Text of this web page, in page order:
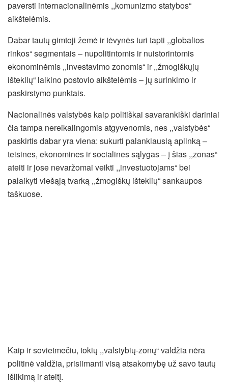
paversti internacionalinėmis ,,komunizmo statybos“
aikštelėmis.
Dabar tautų gimtoji žemė ir tėvynės turi tapti ,,globalios
rinkos“ segmentais – nupolitintomis ir nuistorintomis
ekonominėmis ,,investavimo zonomis“ ir ,,žmogiškųjų
išteklių“ laikino postovio aikštelėmis – jų surinkimo ir
paskirstymo punktais.
Nacionalinės valstybės kaip politiškai savarankiški dariniai
čia tampa nereikalingomis atgyvenomis, nes ,,valstybės“
paskirtis dabar yra viena: sukurti palankiausią aplinką –
teisines, ekonomines ir socialines sąlygas – į šias ,,zonas“
ateiti ir jose nevaržomai veikti ,,investuotojams“ bei
palaikyti viešąją tvarką ,,žmogiškų išteklių“ sankaupos
taškuose.
Kaip ir sovietmečiu, tokių ,,valstybių-zonų“ valdžia nėra
politinė valdžia, prisiimanti visą atsakomybę už savo tautų
išlikimą ir ateitį.